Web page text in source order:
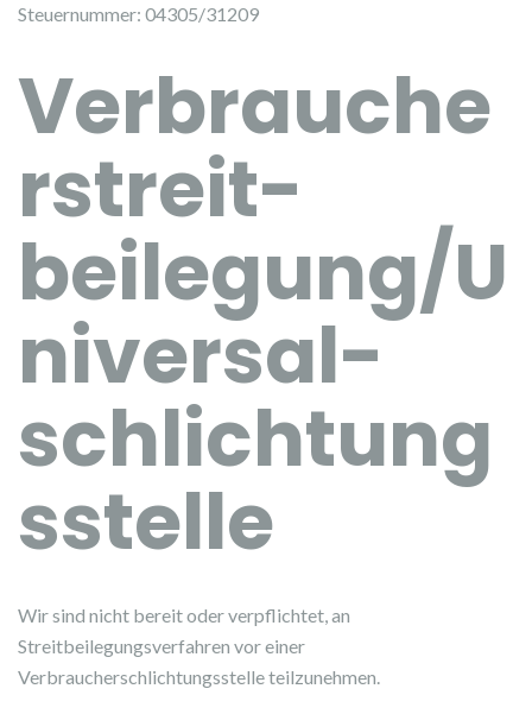
Steuernummer: 04305/31209
Verbrauche
r­streit­
beilegung/U
niversal­
schlichtung
s­stelle
Wir sind nicht bereit oder verpflichtet, an
Streitbeilegungsverfahren vor einer
Verbraucherschlichtungsstelle teilzunehmen.